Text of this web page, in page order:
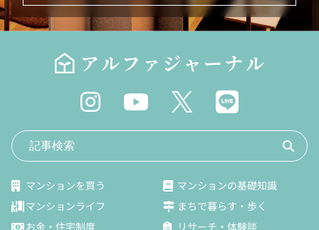
マンションを買う
マンションの基礎知識
マンションライフ
まちで暮らす・歩く
お金・住宅制度
リサーチ・体験談